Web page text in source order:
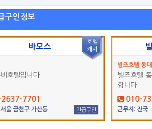
구인정보
바모스
호텔입니다
7701
울 금천구 가산동 긴급구인
호텔
캐셔
빌즈호텔 동
빌즈호텔
합니다
010-
근무지: 전국